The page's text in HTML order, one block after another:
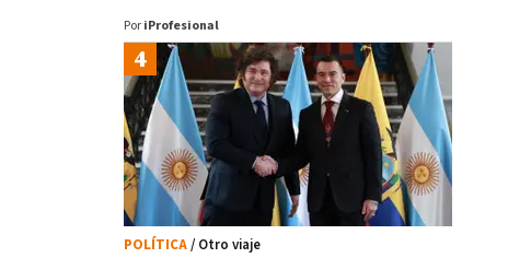
Por iProfesional
POLÍTICA/ Otro viaje